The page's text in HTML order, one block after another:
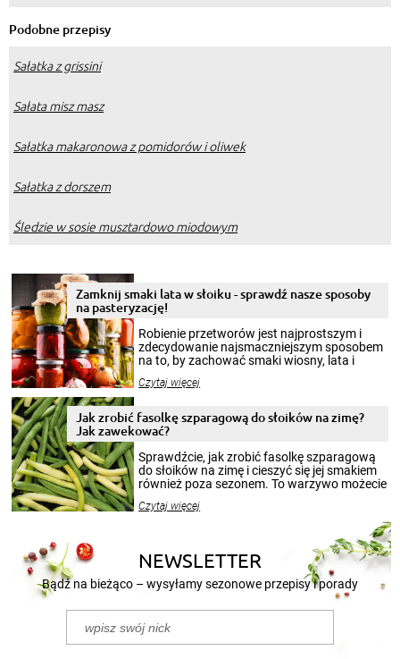
Podobne przepisy
Sałatka z grissini
Sałata misz masz
Sałatka makaronowa z pomidorów i oliwek
Sałatka z dorszem
Śledzie w sosie musztardowo miodowym
Zamknij smaki lata w słoiku - sprawdź nasze sposoby
na pasteryzację!
Robienie przetworów jest najprostszym i
zdecydowanie najsmaczniejszym sposobem
na to, by zachować smaki wiosny, lata i
krajobrazów, by cieszyć nimi oko w sezonie
pełni poczuć atmosferę cieplejszych
miesięcy. Przygotowanie słoików ze
patenty, które pozwolą zachować świeżość
przetworów.
Czytaj więcej
Jak zrobić fasolkę szparagową do słoików na zimę?
Jak zawekować?
Sprawdźcie, jak zrobić fasolkę szparagową
do słoików na zimę i cieszyć się jej smakiem
również poza sezonem. To warzywo możecie
nasze propozycje!
Czytaj więcej
NEWSLETTER
Bądź na bieżąco – wysyłamy sezonowe przepisy i porady